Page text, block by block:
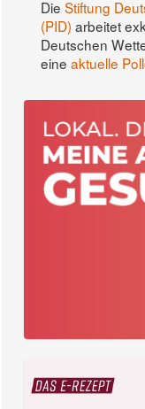
Die Stiftung
(PID) arbeitet
Deutschen
eine aktuelle